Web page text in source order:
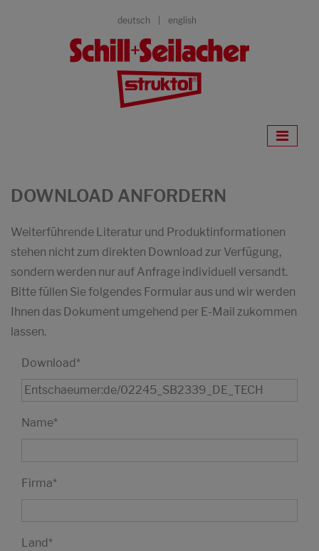
deutsch english
DOWNLOAD ANFORDERN
Weiterführende Literatur und Produktinformationen
stehen nicht zum direkten Download zur Verfügung,
sondern werden nur auf Anfrage individuell versandt.
Bitte füllen Sie folgendes Formular aus und wir werden
Ihnen das Dokument umgehend per E-Mail zukommen
lassen.
Download*
Name*
Firma*
Land*